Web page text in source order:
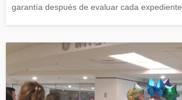
garantía después de evaluar cada expediente